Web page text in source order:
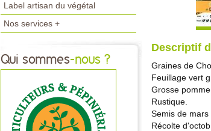
Label artisan du végétal
Nos services +
Qui sommes-nous ?
Descriptif
Graines de
Feuillage vert
Grosse
Rustique.
Semis de mars
Récolte